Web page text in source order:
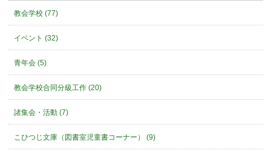
教会学校 (77)
イベント (32)
青年会 (5)
教会学校合同分級工作 (20)
諸集会・活動 (7)
こひつじ文庫（図書室児童書コーナー） (9)